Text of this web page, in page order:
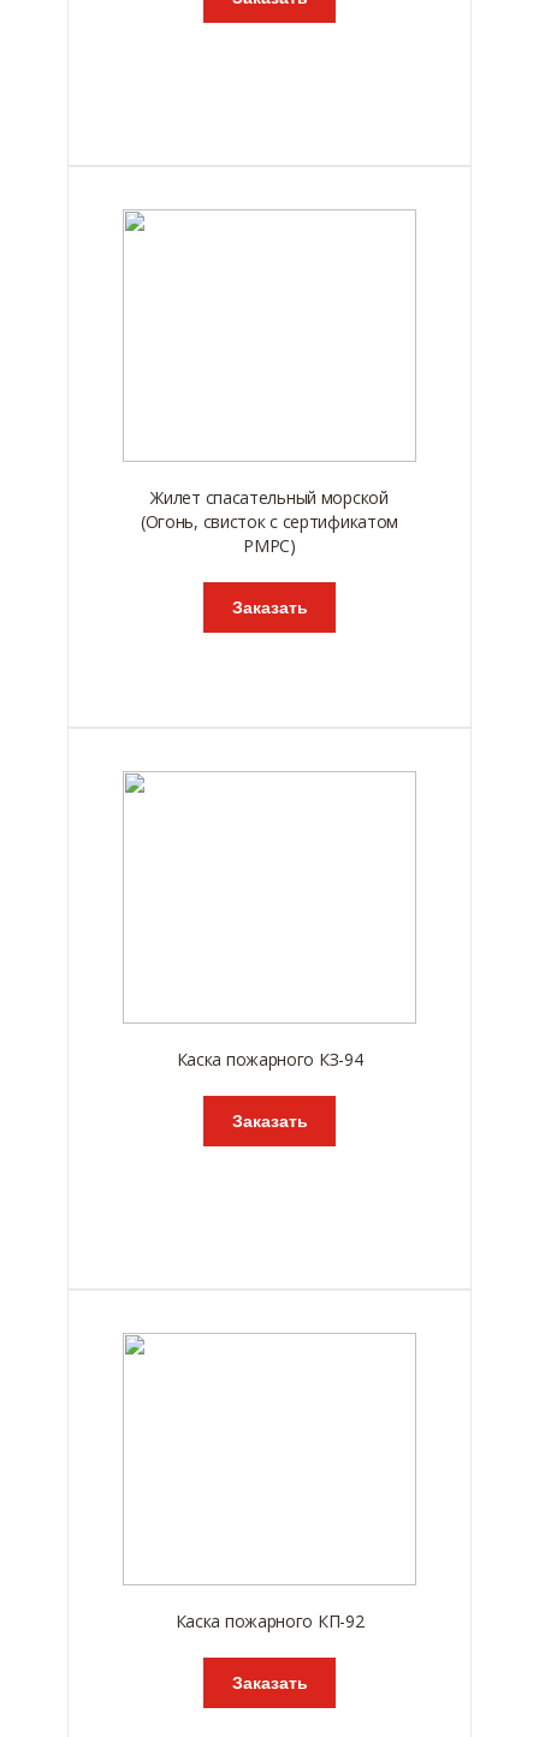
Жилет спасательный морской
(Огонь, свисток с сертификатом
РМРС)
Заказать
Каска пожарного КЗ-94
Заказать
Каска пожарного КП-92
Заказать